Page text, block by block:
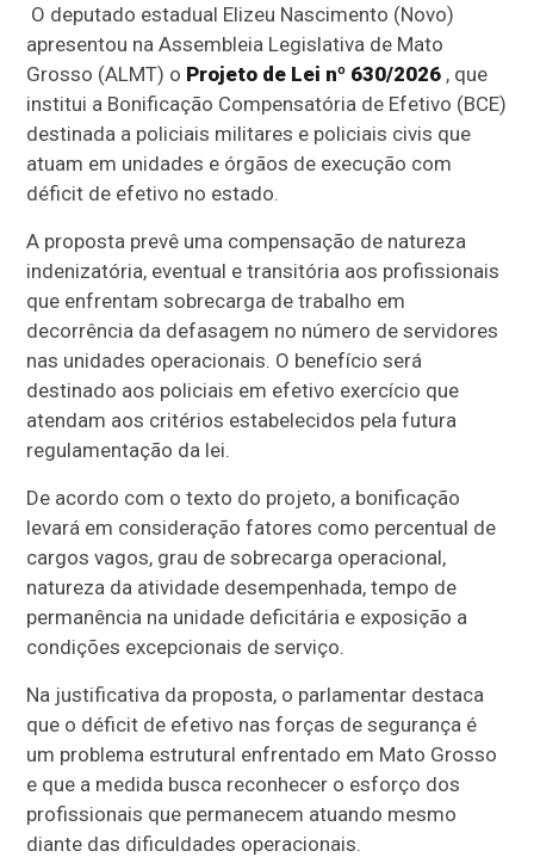
O deputado estadual Elizeu Nascimento (Novo)
apresentou na Assembleia Legislativa de Mato
Grosso (ALMT) o Projeto de Lei nº 630/2026 , que
institui a Bonificação Compensatória de Efetivo (BCE)
destinada a policiais militares e policiais civis que
atuam em unidades e órgãos de execução com
déficit de efetivo no estado.
A proposta prevê uma compensação de natureza
indenizatória, eventual e transitória aos profissionais
que enfrentam sobrecarga de trabalho em
decorrência da defasagem no número de servidores
nas unidades operacionais. O benefício será
destinado aos policiais em efetivo exercício que
atendam aos critérios estabelecidos pela futura
regulamentação da lei.
De acordo com o texto do projeto, a bonificação
levará em consideração fatores como percentual de
cargos vagos, grau de sobrecarga operacional,
natureza da atividade desempenhada, tempo de
permanência na unidade deficitária e exposição a
condições excepcionais de serviço.
Na justificativa da proposta, o parlamentar destaca
que o déficit de efetivo nas forças de segurança é
um problema estrutural enfrentado em Mato Grosso
e que a medida busca reconhecer o esforço dos
profissionais que permanecem atuando mesmo
diante das dificuldades operacionais.